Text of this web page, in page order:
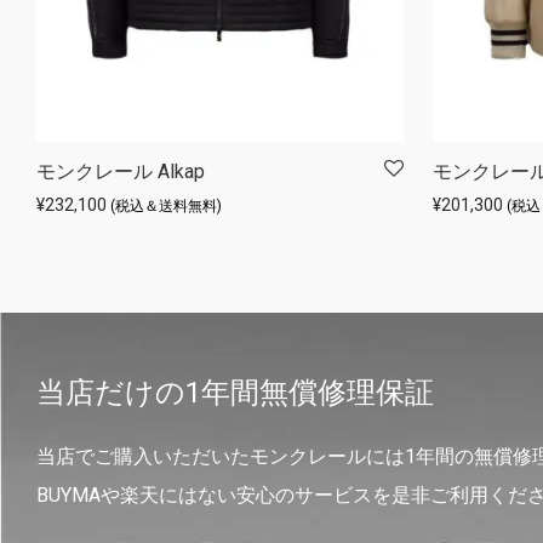
モンクレール Alkap
¥232,100 (税込＆送料無料)
モンクレー
¥201,300 (税
当店だけの1年間無償修理保証
当店でご購入いただいたモンクレールには1年間の無償修
BUYMAや楽天にはない安心のサービスを是非ご利用くだ